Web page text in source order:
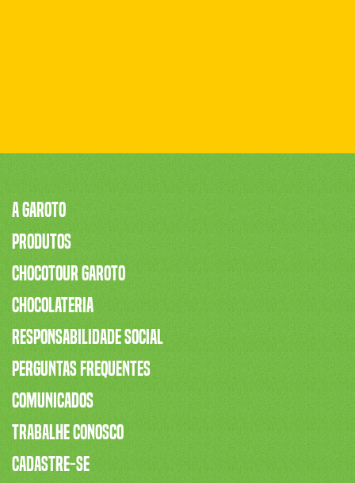
Footer
-
Navigation
A Garoto
Produtos
Chocotour Garoto
Chocolateria
Responsabilidade Social
Perguntas Frequentes
Comunicados
Trabalhe Conosco
Cadastre-se